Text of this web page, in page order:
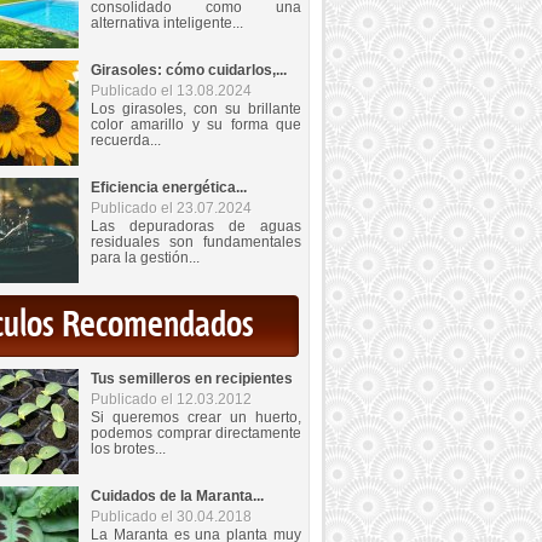
consolidado como una
alternativa inteligente...
Girasoles: cómo cuidarlos,...
Publicado el 13.08.2024
Los girasoles, con su brillante
color amarillo y su forma que
recuerda...
Eficiencia energética...
Publicado el 23.07.2024
Las depuradoras de aguas
residuales son fundamentales
para la gestión...
Recomendados
Tus semilleros en recipientes
Publicado el 12.03.2012
Si queremos crear un huerto,
podemos comprar directamente
los brotes...
Cuidados de la Maranta...
Publicado el 30.04.2018
La Maranta es una planta muy